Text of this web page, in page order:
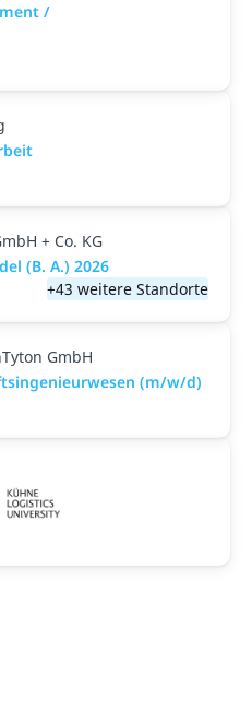
/
+ Co. KG
(B. A.) 2026
+43 weitere Standorte
GmbH
(m/w/d)